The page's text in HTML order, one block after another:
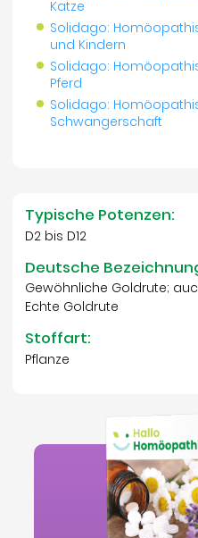
Katze
Solidago:
und Kindern
Solidago:
Pferd
Solidago:
Schwangerschaft
Typische Potenzen:
D2 bis D12
Deutsche
Gewöhnliche Goldrute;
Echte Goldrute
Stoffart:
Pflanze